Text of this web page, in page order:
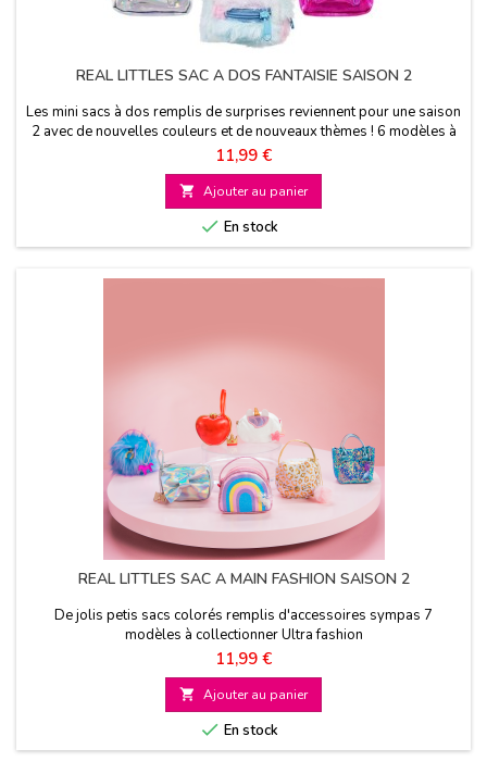
REAL LITTLES SAC A DOS FANTAISIE SAISON 2
Les mini sacs à dos remplis de surprises reviennent pour une saison
2 avec de nouvelles couleurs et de nouveaux thèmes ! 6 modèles à
collectionner A partir de 3 ans
Prix
11,99 €
 Ajouter au panier
 En stock
REAL LITTLES SAC A MAIN FASHION SAISON 2
De jolis petis sacs colorés remplis d'accessoires sympas 7
modèles à collectionner Ultra fashion
Prix
11,99 €
 Ajouter au panier
 En stock